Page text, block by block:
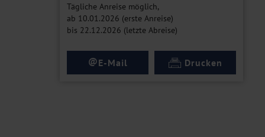
Tägliche Anreise möglich,
ab 10.01.2026 (erste Anreise)
bis 22.12.2026 (letzte Abreise)
@E-Mail Drucken